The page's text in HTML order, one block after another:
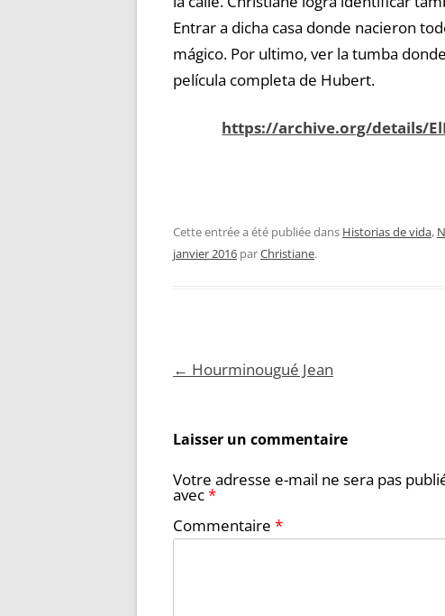
Entrar a dicha casa donde nacieron
mágico. Por ultimo, ver la tumba
película completa de Hubert.
https://archive.org/details/
Cette entrée a été publiée dans Historias de vida,
janvier 2016 parChristiane.
Navigation
articles
← Hourminougué Jean
Laisser un commentaire
Votre adresse e-mail ne sera pas
avec*
Commentaire *